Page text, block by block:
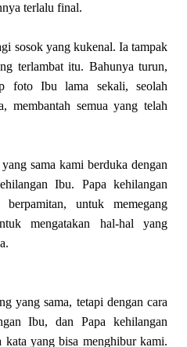
terlalu final.
sosok yang kukenal. Ia tampak
terlambat itu. Bahunya turun,
foto Ibu lama sekali, seolah
membantah semua yang telah
sama kami berduka dengan
Ibu. Papa kehilangan
untuk memegang
mengatakan hal-hal yang
yang sama, tetapi dengan cara
Ibu, dan Papa kehilangan
kata yang bisa menghibur kami.